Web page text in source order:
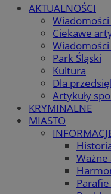
AKTUALNOŚCI
Ciekawe
Park Śląski
Kultura
Dla
Artykuły
KRYMINALNE
MIASTO